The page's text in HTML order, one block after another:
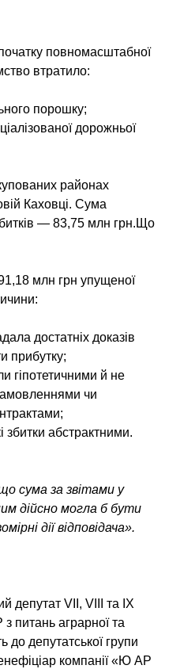
повномасштабної
втратило:
порошку;
дорожньої
районах
Каховці. Сума
—83,75 млн грн. Що
млн грн упущеної
достатніх доказів
прибутку;
гіпотетичними й не
чи
збитки абстрактними.
сума за звітами у
дійсно могла б бути
дії відповідача».
депутат VII, VIII та IX
питань аграрної та
до депутатської групи
компанії «Ю АР